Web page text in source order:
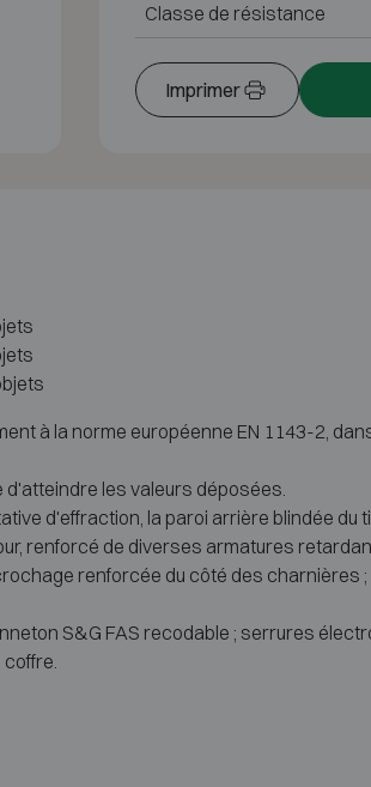
Classe de résistance
Imprimer
à la norme européenne EN 1143-2,
les valeurs déposées.
d'effraction, la paroi arrière blindée du
renforcé de diverses armatures
renforcée du côté des charnières
S&G FAS recodable ; serrures
coffre.